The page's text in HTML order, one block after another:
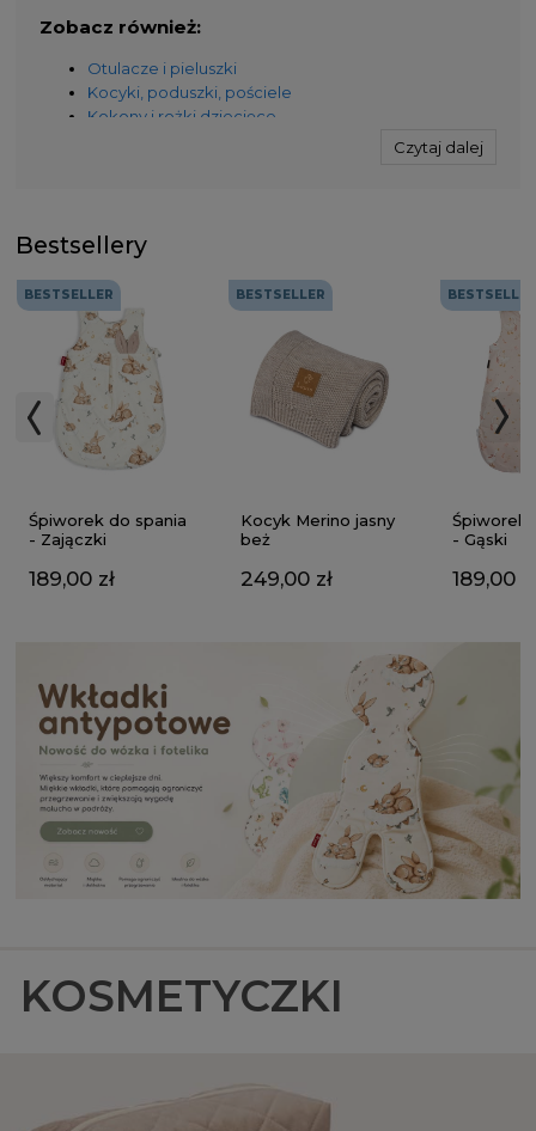
Zobacz również:
Otulacze i pieluszki
Kocyki, poduszki, pościele
Kokony i rożki dziecięce
Czytaj dalej
Bestsellery
BESTSELLER
Śpiworek do spania
- Zajączki
189,00 zł
BESTSELLER
Kocyk Merino jasny
beż
249,00 zł
BESTSELLER
Śpiworek
- Gąski
189,00
KOSMETYCZKI